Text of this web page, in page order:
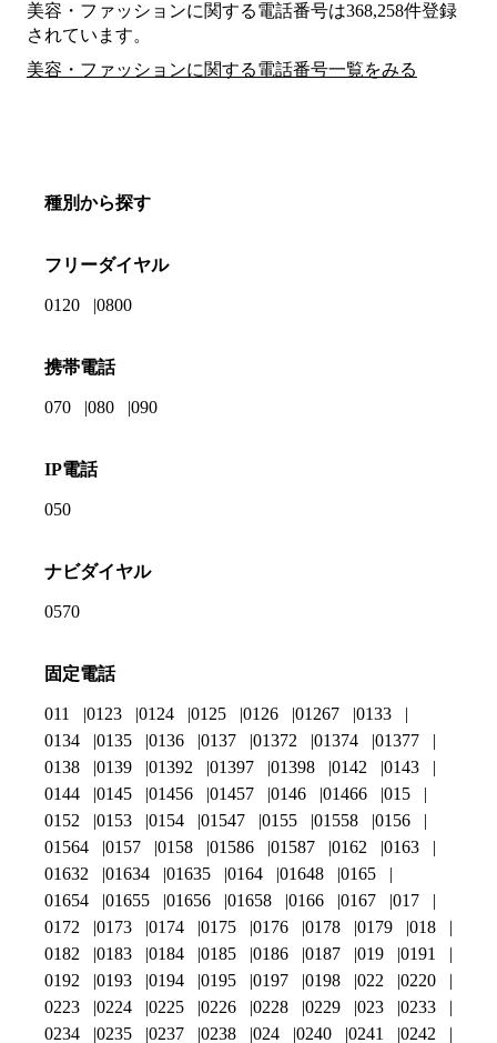
美容・ファッションに関する電話番号は368,258件登録
されています。
美容・ファッションに関する電話番号一覧をみる
種別から探す
フリーダイヤル
0120 0800
携帯電話
070 080 090
IP電話
050
ナビダイヤル
0570
固定電話
011 0123 0124 0125 0126 01267
0133
0134
0135 0136 0137 01372 01374
01377
0138
0139 01392 01397 01398 0142
0143
0144
0145 01456 01457 0146 01466
015
0152
0153 0154 01547 0155 01558
0156
01564
0157 0158 01586 01587 0162
0163
01632
01634 01635 0164 01648
0165
01654
01655 01656 01658 0166 0167
017
0172
0173 0174 0175 0176 0178 0179
018
0182
0183 0184 0185 0186 0187 019
0191
0192
0193 0194 0195 0197 0198 022
0220
0223
0224 0225 0226 0228 0229 023
0233
0234
0235 0237 0238 024 0240 0241 0242